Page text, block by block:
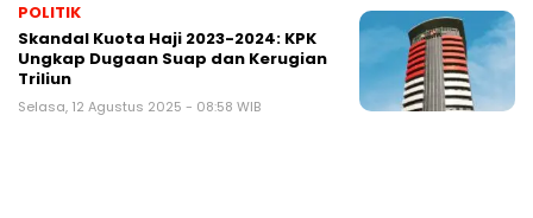
POLITIK
Skandal Kuota Haji 2023-2024: KPK
Ungkap Dugaan Suap dan Kerugian
Triliun
Selasa, 12 Agustus 2025 - 08:58 WIB